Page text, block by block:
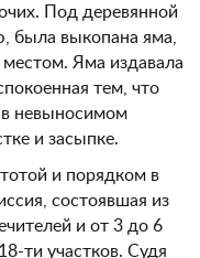
Под деревянной
была выкопана яма,
Яма издавала
тем, что
невыносимом
и засыпке.
и порядком в
состоявшая из
и от 3 до 6
ти участков. Судя